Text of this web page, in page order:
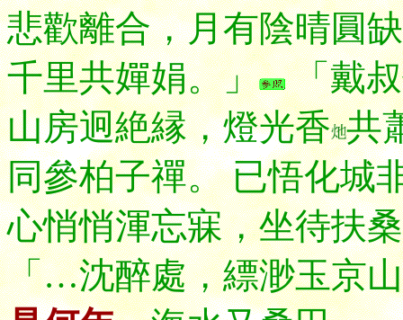
悲歡離合，月有陰晴圓
千里共嬋娟。」
「戴
山房迥絶縁，燈光香 共
同參柏子禪。 已悟化城
心悄悄渾忘寐，坐待扶
「…沈醉處，縹渺玉京